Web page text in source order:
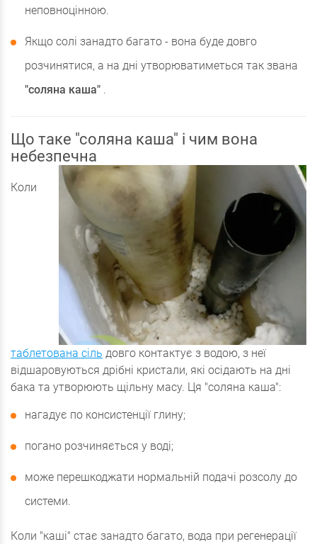
неповноцінною.
Якщо солі занадто багато - вона буде довго
розчинятися, а на дні утворюватиметься так звана
"соляна каша" .
Що таке "соляна каша" і чим вона
небезпечна
Коли
таблетована сіль довго контактує з водою, з неї
відшаровуються дрібні кристали, які осідають на дні
бака та утворюють щільну масу. Ця "соляна каша":
нагадує по консистенції глину;
погано розчиняється у воді;
може перешкоджати нормальній подачі розсолу до
системи.
Коли "каші" стає занадто багато, вода при регенерації